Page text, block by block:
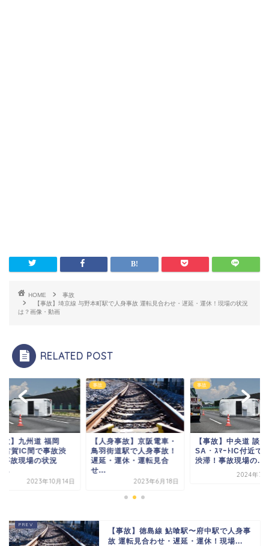
HOME
事故
【事故】埼京線 与野本町駅で人身事故 運転見合わせ・遅延・運休！現場の状況
は？画像・動画
RELATED POST
故】九州道 福岡
古賀IC間で事故渋
事故現場の状況
...
2023年10月14日
事故
【人身事故】京阪電車・
鳥羽街道駅で人身事故！
遅延・運休・運転見合
せ...
2023年6月18日
事故
【事故】中央道 談
SA・ｽﾏｰﾄIC付近で
渋滞！事故現場の...
2024年7
【事故】徳島線 鮎喰駅〜府中駅で人身事
故 運転見合わせ・遅延・運休！現場...